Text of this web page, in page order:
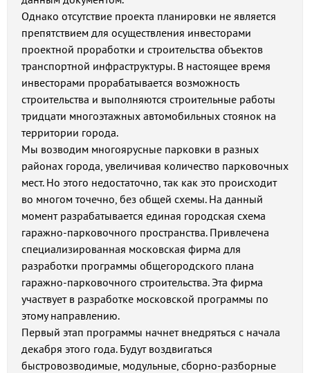
Однако отсутствие проекта планировки не является
препятствием для осуществления инвесторами
проектной проработки и строительства объектов
транспортной инфраструктуры. В настоящее время
инвесторами прорабатывается возможность
строительства и выполняются строительные работы
тридцати многоэтажных автомобильных стоянок на
территории города.
Мы возводим многоярусные парковки в разных
районах города, увеличивая количество парковочных
мест. Но этого недостаточно, так как это происходит
во многом точечно, без общей схемы. На данный
момент разрабатывается единая городская схема
гаражно-парковочного пространства. Привлечена
специализированная московская фирма для
разработки программы общегородского плана
гаражно-парковочного строительства. Эта фирма
участвует в разработке московской программы по
этому направлению.
Первый этап программы начнет внедряться с начала
декабря этого года. Будут воздвигаться
быстровозводимые, модульные, сборно-разборные